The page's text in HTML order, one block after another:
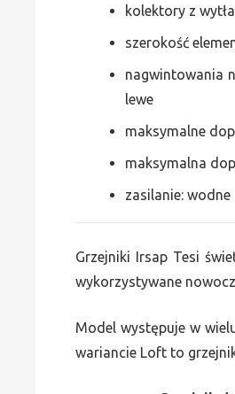
kolektory z
szerokość
nagwintowania
lewe
maksymalne
maksymalna
zasilanie: wodne
Grzejniki Irsap Tesi
wykorzystywane
Model występuje w
wariancie Loft to